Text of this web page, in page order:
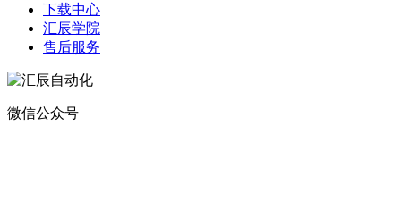
下载中心
汇辰学院
售后服务
微信公众号